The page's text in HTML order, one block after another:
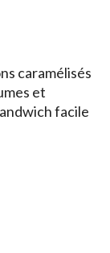
caramélisés
et
facile